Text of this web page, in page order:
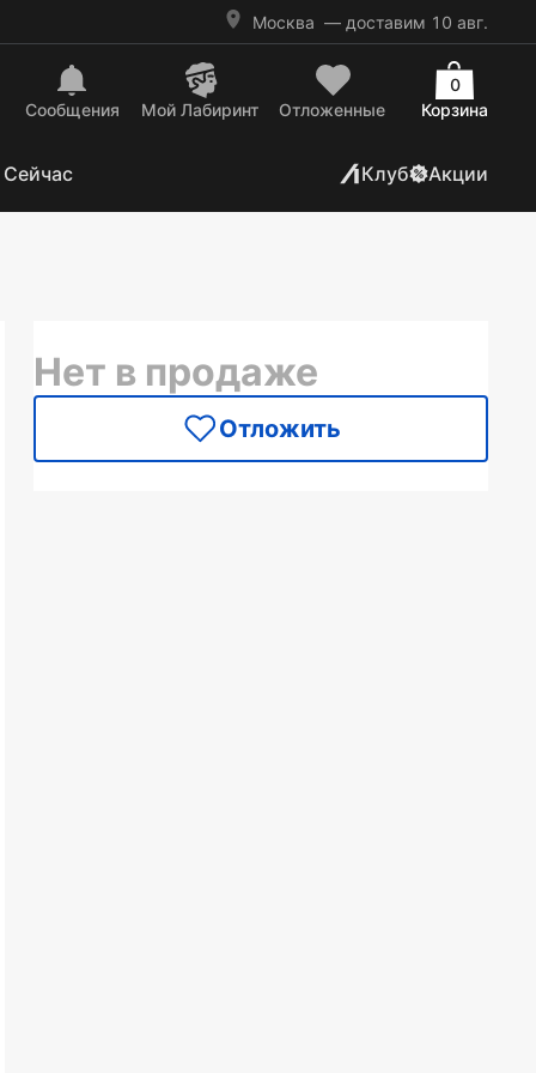
Москва — доставим 10 авг.
Сообщения Mой Лабиринт Отложенные Корзина
0
Клуб Акции
Нет в продаже
Отложить